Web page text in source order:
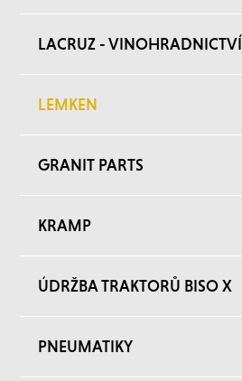
LACRUZ - VINOHRADNICTVÍ
LEMKEN
GRANIT PARTS
KRAMP
ÚDRŽBA TRAKTORŮ BISO X
PNEUMATIKY